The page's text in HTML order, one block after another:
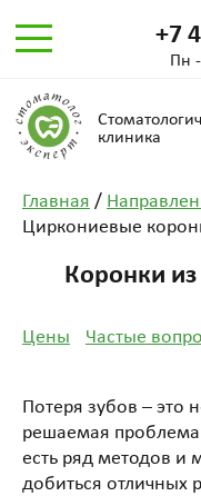
клиника
Пн
+7
Главная /
Циркониевые
Коронки
Цены Частые
Потеря зубов – это
решаемая
есть ряд методов и
добиться отличных